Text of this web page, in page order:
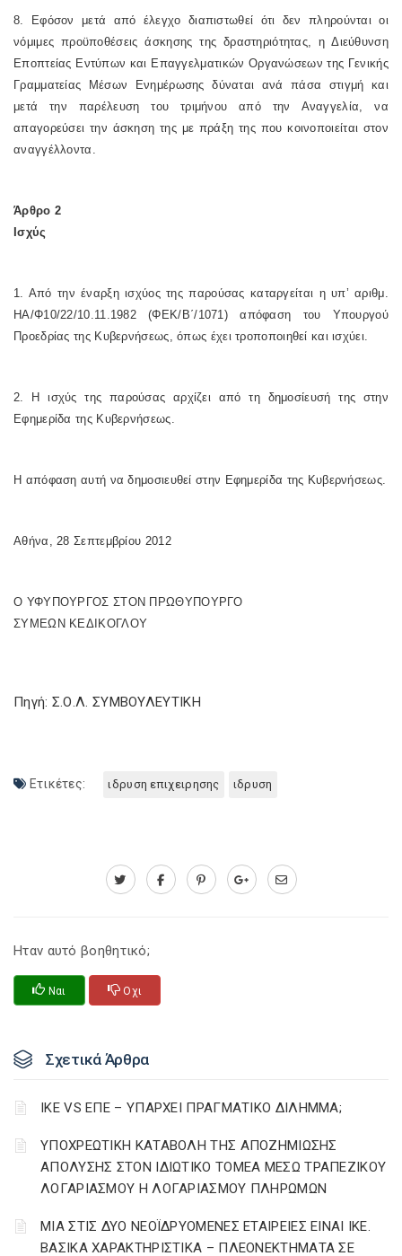
8. Εφόσον μετά από έλεγχο διαπιστωθεί ότι δεν πληρούνται οι
νόμιμες προϋποθέσεις άσκησης της δραστηριότητας, η Διεύθυνση
Εποπτείας Εντύπων και Επαγγελματικών Οργανώσεων της Γενικής
Γραμματείας Μέσων Ενημέρωσης δύναται ανά πάσα στιγμή και
μετά την παρέλευση του τριμήνου από την Αναγγελία, να
απαγορεύσει την άσκηση της με πράξη της που κοινοποιείται στον
αναγγέλλοντα.
Άρθρο 2
Ισχύς
1. Από την έναρξη ισχύος της παρούσας καταργείται η υπ’ αριθμ.
ΗΑ/Φ10/22/10.11.1982 (ΦΕΚ/Β΄/1071) απόφαση του Υπουργού
Προεδρίας της Κυβερνήσεως, όπως έχει τροποποιηθεί και ισχύει.
2. Η ισχύς της παρούσας αρχίζει από τη δημοσίευσή της στην
Εφημερίδα της Κυβερνήσεως.
Η απόφαση αυτή να δημοσιευθεί στην Εφημερίδα της Κυβερνήσεως.
Αθήνα, 28 Σεπτεμβρίου 2012
Ο ΥΦΥΠΟΥΡΓΟΣ ΣΤΟΝ ΠΡΩΘΥΠΟΥΡΓΟ
ΣΥΜΕΩΝ ΚΕΔΙΚΟΓΛΟΥ
Πηγή: Σ.Ο.Λ. ΣΥΜΒΟΥΛΕΥΤΙΚΗ
Ετικέτες: ιδρυση επιχειρησης ιδρυση
Ηταν αυτό βοηθητικό;
Ναι Οχι
Σχετικά Άρθρα
ΙΚΕ VS ΕΠΕ – ΥΠΑΡΧΕΙ ΠΡΑΓΜΑΤΙΚΟ ΔΙΛΗΜΜΑ;
YΠΟΧΡΕΩΤΙΚΗ ΚΑΤΑΒΟΛΗ ΤΗΣ ΑΠΟΖΗΜΙΩΣΗΣ
ΑΠΟΛΥΣΗΣ ΣΤΟΝ ΙΔΙΩΤΙΚΟ ΤΟΜΕΑ ΜΕΣΩ ΤΡΑΠΕΖΙΚΟΥ
ΛΟΓΑΡΙΑΣΜΟΥ Η ΛΟΓΑΡΙΑΣΜΟΥ ΠΛΗΡΩΜΩΝ
ΜΙΑ ΣΤΙΣ ΔΥΟ ΝΕΟΪΔΡΥΟΜΕΝΕΣ ΕΤΑΙΡΕΙΕΣ ΕΙΝΑΙ ΙΚΕ.
ΒΑΣΙΚΑ ΧΑΡΑΚΤΗΡΙΣΤΙΚΑ – ΠΛΕΟΝΕΚΤΗΜΑΤΑ ΣΕ